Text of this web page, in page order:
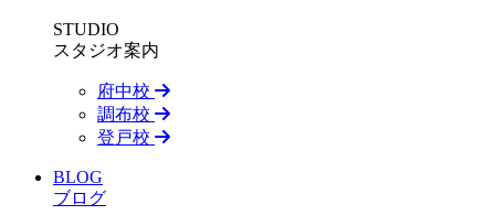
STUDIO
スタジオ案内
府中校
調布校
登戸校
BLOG
ブログ